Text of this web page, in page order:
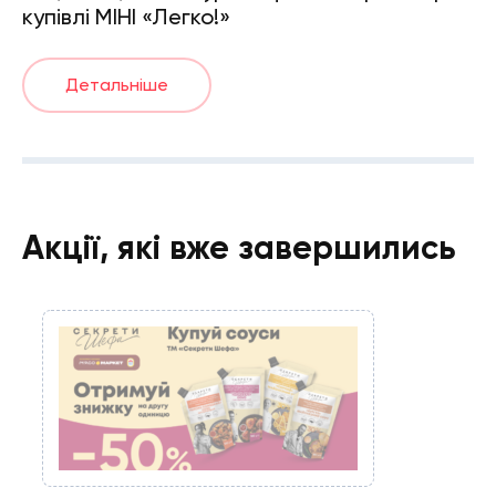
купівлі МІНІ «Легко!»
Детальніше
Акції, які вже завершились